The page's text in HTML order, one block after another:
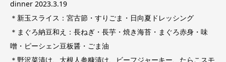
dinner 2023.3.19
＊新玉スライス：宮古節・すりごま・日向夏ドレッシング
＊まぐろ納豆和え：長ねぎ・長芋・焼き海苔・まぐろ赤身・味
噌・ピーシェン豆板醤・ごま油
＊野沢菜漬け、大根人参糠漬け、ビーフジャーキー、たらこスモ